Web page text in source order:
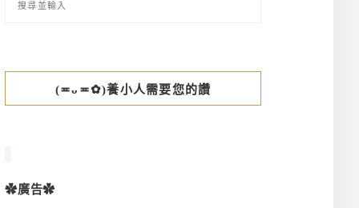
(≖ᴗ≖✿)養小人需要您的讚
✿廣告✿